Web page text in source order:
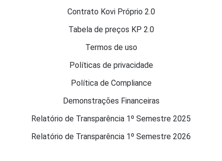
Contrato Kovi Próprio 2.0
Tabela de preços KP 2.0
Termos de uso
Políticas de privacidade
Política de Compliance
Demonstrações Financeiras
Relatório de Transparência 1º Semestre 2025
Relatório de Transparência 1º Semestre 2026